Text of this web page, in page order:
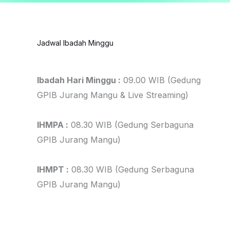
Jadwal Ibadah Minggu
Ibadah Hari Minggu : 09.00 WIB (Gedung
GPIB Jurang Mangu & Live Streaming)
IHMPA : 08.30 WIB (Gedung Serbaguna
GPIB Jurang Mangu)
IHMPT : 08.30 WIB (Gedung Serbaguna
GPIB Jurang Mangu)